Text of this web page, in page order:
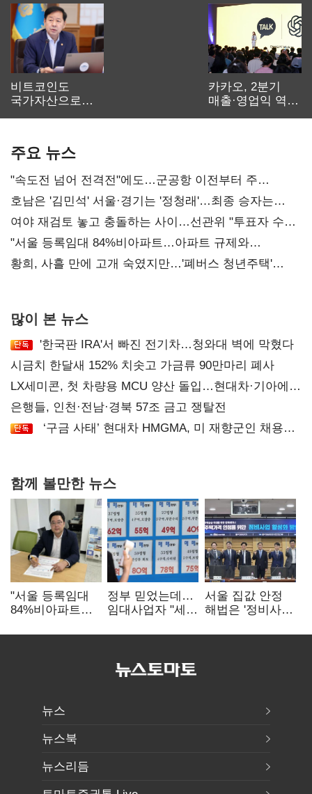
비트코인도
국가자산으로…'
카카오, 2분기
매출·영업익 역대
주요 뉴스
"속도전 넘어 전격전"에도…군공항 이전부터 주
52시간까지 '뇌관'
호남은 '김민석' 서울·경기는 '정청래'…최종 승자는
'안갯속'
여야 재검토 놓고 충돌하는 사이…선관위 "투표자 수
오차 당연"
"서울 등록임대 84%비아파트…아파트 규제와
달리해야"
황희, 사흘 만에 고개 숙였지만…'폐버스 청년주택'
많이 본 뉴스
'한국판 IRA'서 빠진 전기차…청와대 벽에 막혔다
시금치 한달새 152% 치솟고 가금류 90만마리 폐사
LX세미콘, 첫 차량용 MCU 양산 돌입…현대차·기아에
공급
은행들, 인천·전남·경북 57조 금고 쟁탈전
‘구금 사태’ 현대차 HMGMA, 미 재향군인 채용
함께 볼만한 뉴스
"서울 등록임대
84%비아파트…
달리해야"
정부 믿었는데…
임대사업자 "세금
서울 집값 안정
해법은 '정비사업
분쟁 해소도 과제
뉴스
뉴스북
뉴스리듬